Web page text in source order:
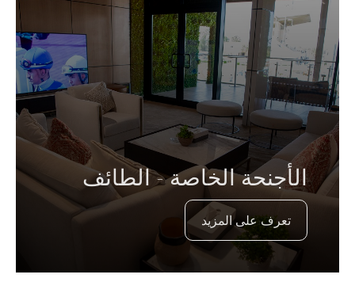
الأجنحة الخاصة - الطائف
تعرف على المزيد